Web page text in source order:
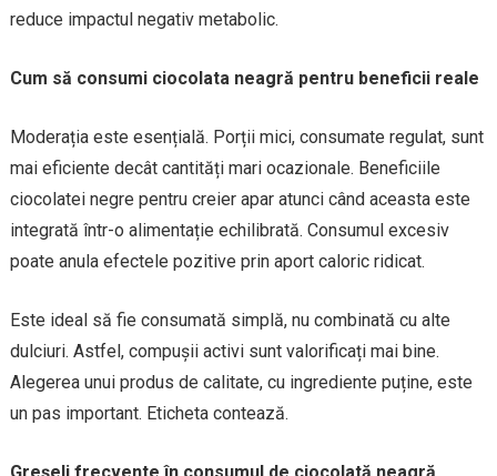
reduce impactul negativ metabolic.
Cum să consumi ciocolata neagră pentru beneficii reale
Moderația este esențială. Porții mici, consumate regulat, sunt
mai eficiente decât cantități mari ocazionale. Beneficiile
ciocolatei negre pentru creier apar atunci când aceasta este
integrată într-o alimentație echilibrată. Consumul excesiv
poate anula efectele pozitive prin aport caloric ridicat.
Este ideal să fie consumată simplă, nu combinată cu alte
dulciuri. Astfel, compușii activi sunt valorificați mai bine.
Alegerea unui produs de calitate, cu ingrediente puține, este
un pas important. Eticheta contează.